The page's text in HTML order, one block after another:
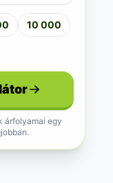
10 000
árfolyamai egy